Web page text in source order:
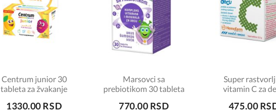
Centrum junior 30
tableta za žvakanje
1330.00 RSD
Marsovci sa
prebiotikom 30 tableta
770.00 RSD
Super
vitamin C za
475.00